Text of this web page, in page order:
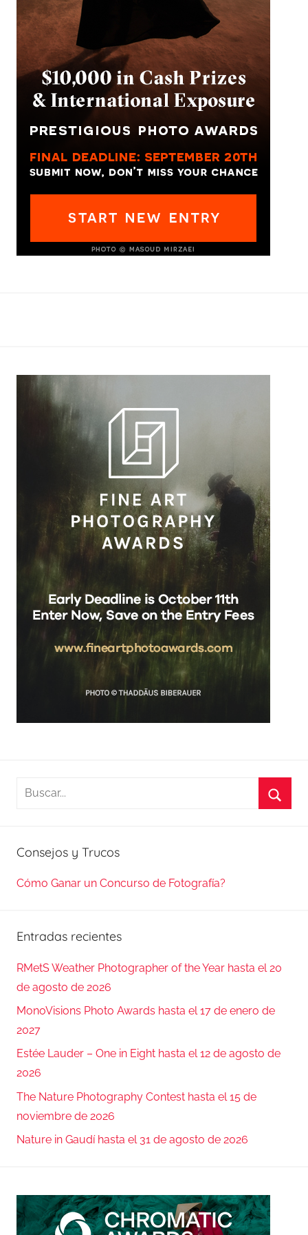
Buscar:
Consejos y Trucos
Cómo Ganar un Concurso de Fotografía?
Entradas recientes
RMetS Weather Photographer of the Year hasta el 20
de agosto de 2026
MonoVisions Photo Awards hasta el 17 de enero de
2027
Estée Lauder – One in Eight hasta el 12 de agosto de
2026
The Nature Photography Contest hasta el 15 de
noviembre de 2026
Nature in Gaudí hasta el 31 de agosto de 2026